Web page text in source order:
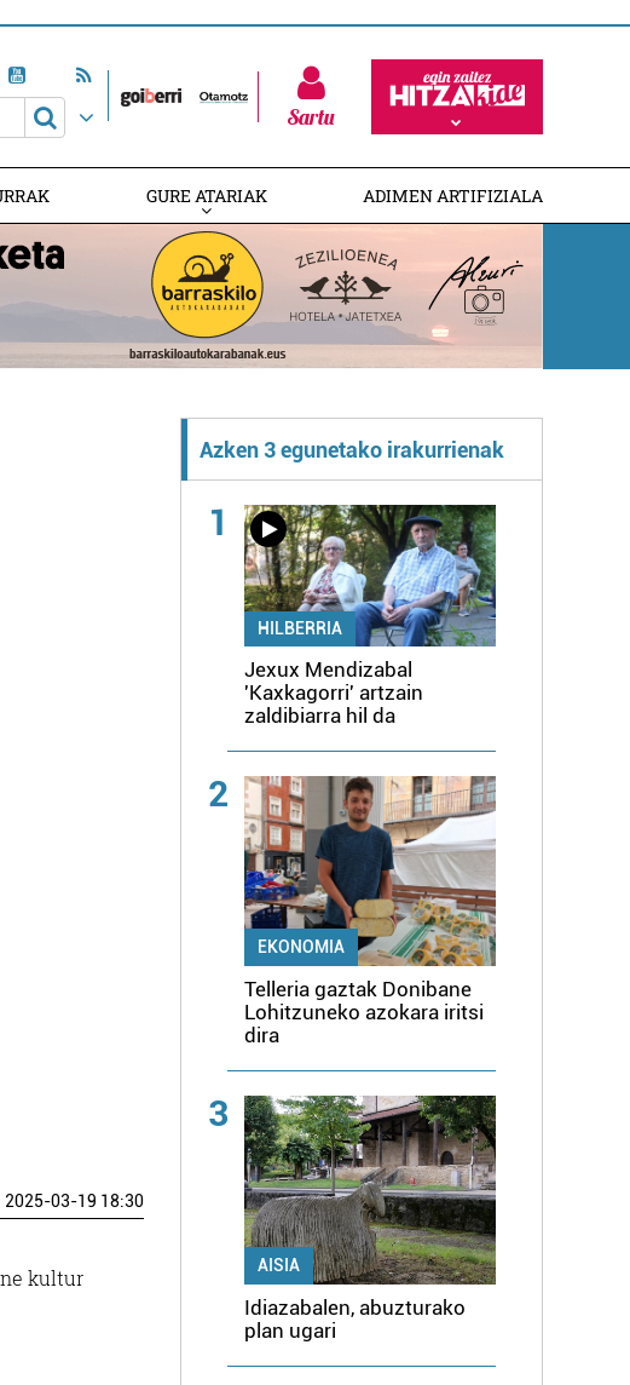
Sartu
GURE ATARIAK ADIMEN ARTIFIZIALA
2025-03-19 18:30
kultur
Azken 3 egunetako irakurrienak
1
HILBERRIA
Jexux Mendizabal
'Kaxkagorri' artzain
zaldibiarra hil da
2
EKONOMIA
Telleria gaztak Donibane
Lohitzuneko azokara iritsi
dira
3
AISIA
Idiazabalen, abuzturako
plan ugari